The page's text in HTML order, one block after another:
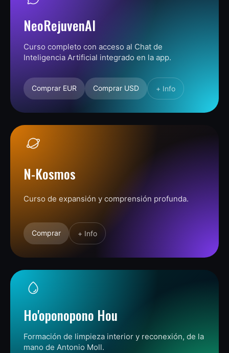
NeoRejuvenAI
Curso completo con acceso al Chat de
Inteligencia Artificial integrado en la app.
Comprar EUR Comprar USD + Info
N-Kosmos
Curso de expansión y comprensión profunda.
Comprar + Info
Ho'oponopono Hou
Formación de limpieza interior y reconexión, de la
mano de Antonio Moll.